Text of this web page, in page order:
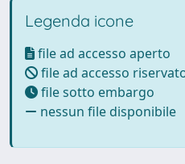
Legenda icone
file ad accesso aperto
file ad accesso
file sotto embargo
nessun file disponibile